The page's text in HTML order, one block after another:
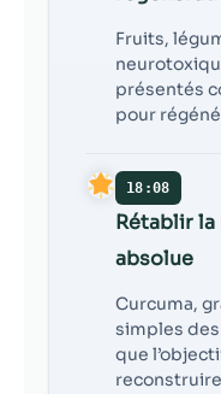
Fruits,
présentés
pour
18:08
Rétablir
absolue
Curcuma,
simples
que